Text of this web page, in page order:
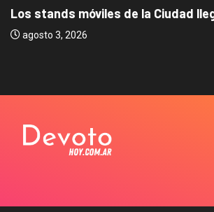
Los stands móviles de la Ciudad
agosto 3, 2026